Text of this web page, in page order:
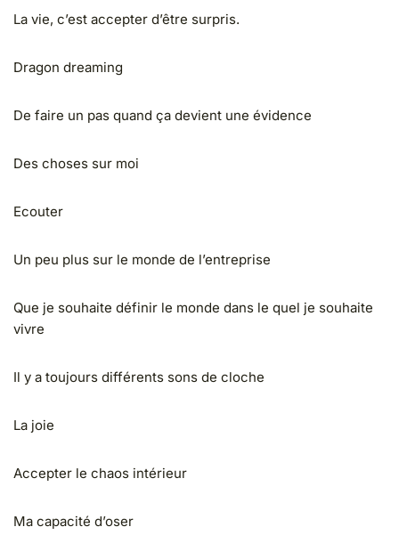
La vie, c’est accepter d’être surpris.
Dragon dreaming
De faire un pas quand ça devient une évidence
Des choses sur moi
Ecouter
Un peu plus sur le monde de l’entreprise
Que je souhaite définir le monde dans le quel je souhaite
vivre
Il y a toujours différents sons de cloche
La joie
Accepter le chaos intérieur
Ma capacité d’oser